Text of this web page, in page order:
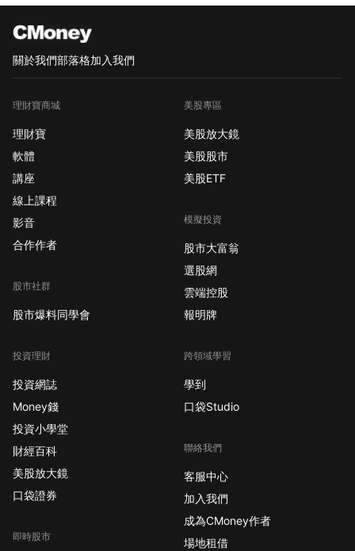
關於我們部落格加入我們
理財寶商城
理財寶
軟體
講座
線上課程
影音
合作作者
股市社群
股市爆料同學會
投資理財
投資網誌
Money錢
投資小學堂
財經百科
美股放大鏡
口袋證券
即時股市
美股專區
美股放大鏡
美股股市
美股ETF
模擬投資
股市大富翁
選股網
雲端控股
報明牌
跨領域學習
學到
口袋Studio
聯絡我們
客服中心
加入我們
成為CMoney作者
場地租借